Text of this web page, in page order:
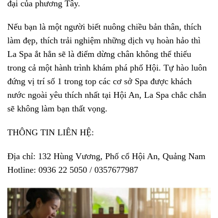
đại của phương Tây.
Nếu bạn là một người biết nuông chiều bản thân, thích
làm đẹp, thích trải nghiệm những dịch vụ hoàn hảo thì
La Spa ắt hẳn sẽ là điểm dừng chân không thể thiếu
trong cả một hành trình khám phá phố Hội. Tự hào luôn
đứng vị trí số 1 trong top các cơ sở Spa được khách
nước ngoài yêu thích nhất tại Hội An, La Spa chắc chắn
sẽ không làm bạn thất vọng.
THÔNG TIN LIÊN HỆ:
Địa chỉ: 132 Hùng Vương, Phố cổ Hội An, Quảng Nam
Hotline: 0936 22 5050 / 0357677987